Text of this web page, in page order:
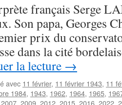
français Serge
Son papa, Georges
prix du
dans la cité
la lecture →
avec 11 février, 11 février 1943, 11
1984, 1943, 1962, 1964, 1965,
2007, 2009, 2012, 2015, 2016, 2022,